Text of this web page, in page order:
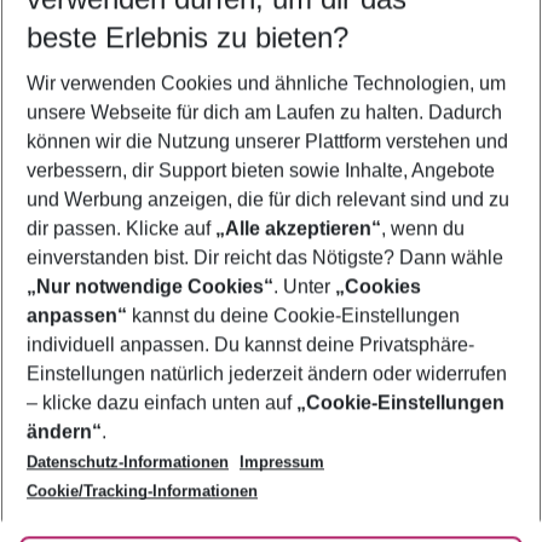
5-8 Nächte
2 Erwachsene Keine Kinder
Mehr Filter anzeigen
Footer
Footer navigation
Über uns
AGB
Bestpreisgarantie
Cookie-Einstellungen ändern
Cookie-Richtlinie
Agenturbetreuung
Barrierefreies Reisen
Folge uns
beste Erlebnis zu bieten?
Wir verwenden Cookies und ähnliche Technologien, um
unsere Webseite für dich am Laufen zu halten. Dadurch
können wir die Nutzung unserer Plattform verstehen und
verbessern, dir Support bieten sowie Inhalte, Angebote
und Werbung anzeigen, die für dich relevant sind und zu
dir passen. Klicke auf „Alle akzeptieren“, wenn du
einverstanden bist. Dir reicht das Nötigste? Dann wähle
„Nur notwendige Cookies“. Unter „Cookies
anpassen“ kannst du deine Cookie-Einstellungen
individuell anpassen. Du kannst deine Privatsphäre-
Einstellungen natürlich jederzeit ändern oder widerrufen
– klicke dazu einfach unten auf „Cookie-Einstellungen
ändern“.
Datenschutz-Informationen
Impressum
Cookie/Tracking-Informationen